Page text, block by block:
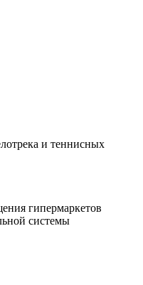
и теннисных
гипермаркетов
системы